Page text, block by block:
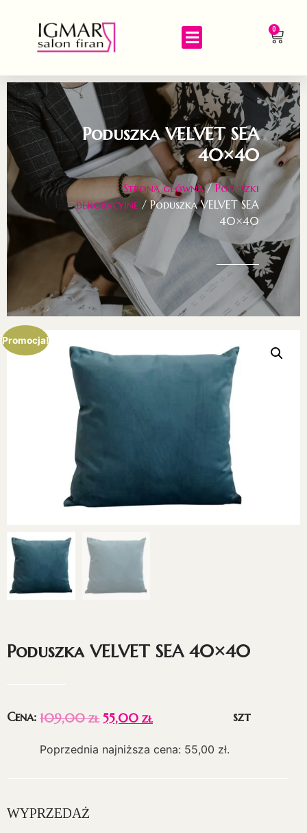
0
Poduszka VELVET SEA
40×40
Strona główna/Poduszki
dekoracyjne / Poduszka VELVET SEA
40×40
Promocja!
Poduszka VELVET SEA 40×40
Cena: 109,00zł 55,00 zł
Poprzednia najniższa cena: 55,00 zł.
szt
WYPRZEDAŻ